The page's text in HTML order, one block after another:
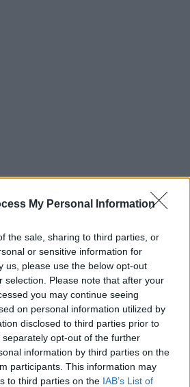
My Personal Information
the sale, sharing to third parties, or
or sensitive information for
us, please use the below opt-out
selection. Please note that after your
you may continue seeing
on personal information utilized by
disclosed to third parties prior to
opt-out of the further
information by third parties on the
participants. This information may
to third parties on the IAB’s List of